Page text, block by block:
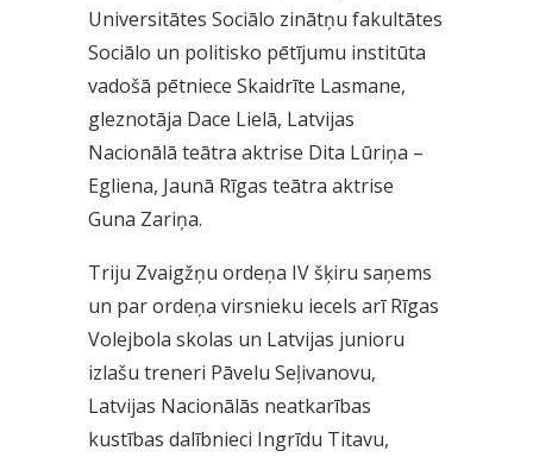
Universitātes Sociālo zinātņu fakultātes
Sociālo un politisko pētījumu institūta
vadošā pētniece Skaidrīte Lasmane,
gleznotāja Dace Lielā, Latvijas
Nacionālā teātra aktrise Dita Lūriņa –
Egliena, Jaunā Rīgas teātra aktrise
Guna Zariņa.
Triju Zvaigžņu ordeņa IV šķiru saņems
un par ordeņa virsnieku iecels arī Rīgas
Volejbola skolas un Latvijas junioru
izlašu treneri Pāvelu Seļivanovu,
Latvijas Nacionālās neatkarības
kustības dalībnieci Ingrīdu Titavu,